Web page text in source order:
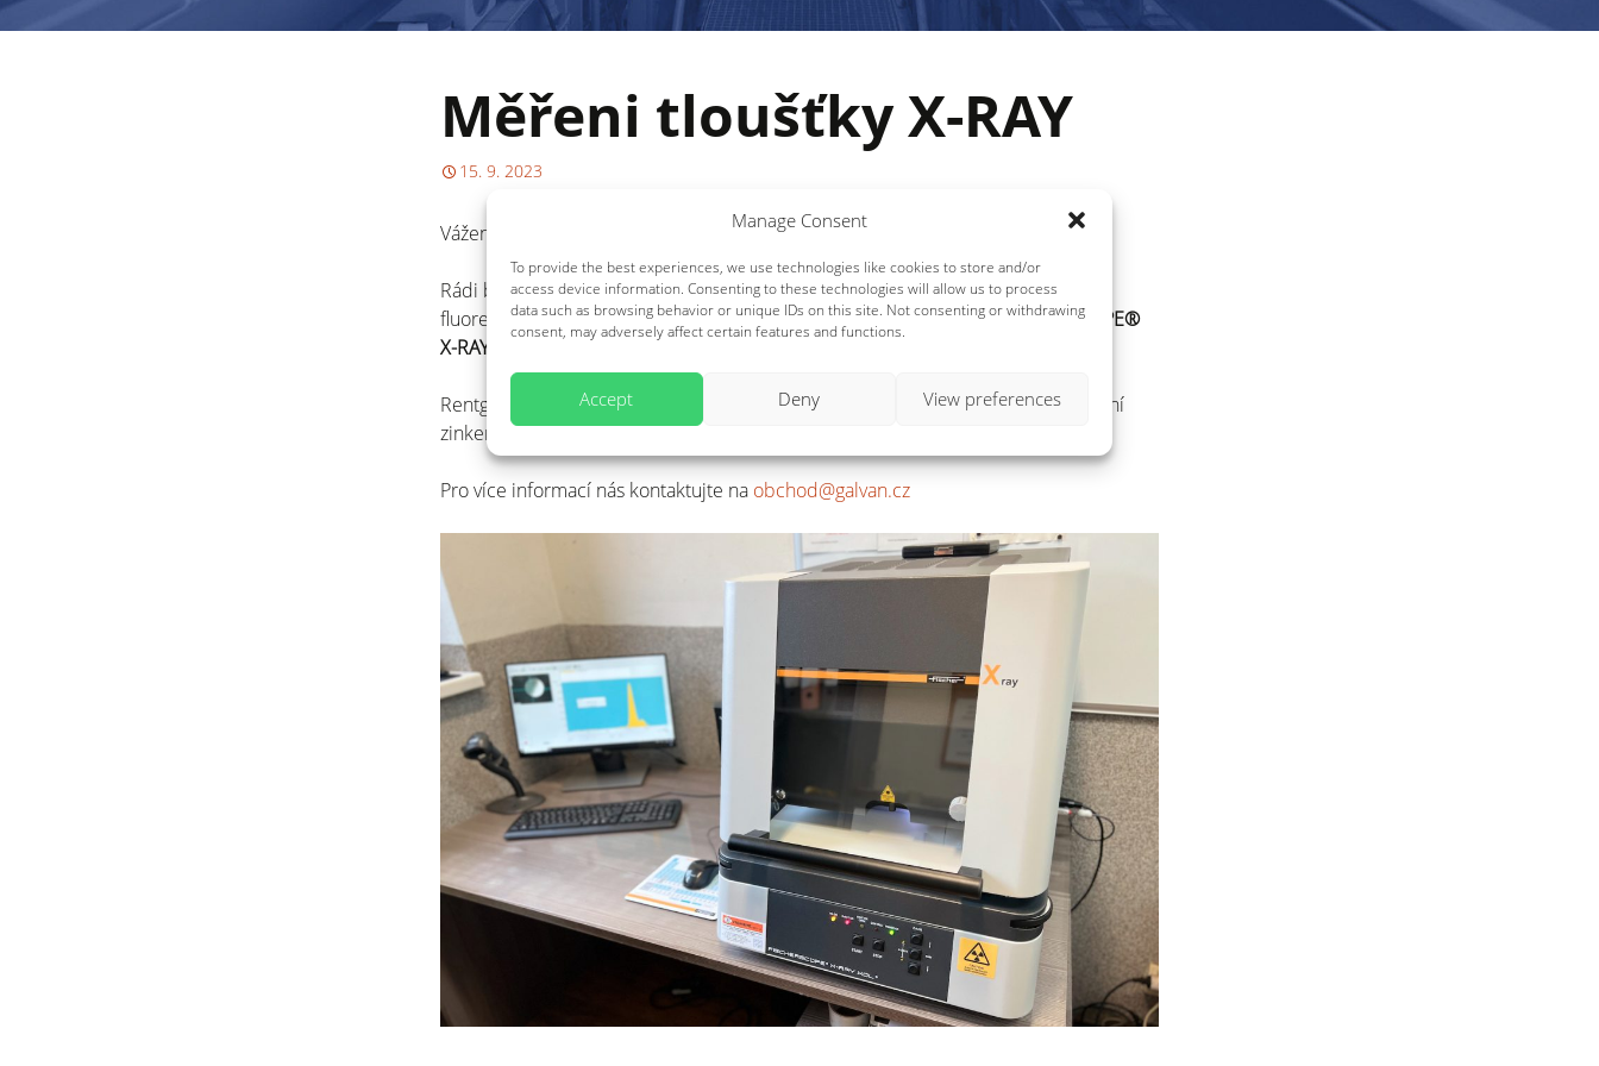
Manage Consent
To provide the best experiences, we use technologies like cookies to store and/or
access device information. Consenting to these technologies will allow us to process
data such as browsing behavior or unique IDs on this site. Not consenting or withdrawing
consent, may adversely affect certain features and functions.
Accept Deny View preferences
Měřeni tloušťky X-RAY
15. 9. 2023
Vážení zákazníci,
Rádi bychom Vás informovali o zakoupení nového X-Ray rentgenového
fluorescenčního spektrometru pro měření tloušťky povlaku zinkuFISCHERSCOPE®
X-RAY XDL 230
od výrobce
Rentgenovými paprsky jsme schopni velmi přesně změřit tloušťku vrstvy pokovení
zinkem a také změřit parametry funkčních lázní.
Pro více informací nás kontaktujte na obchod@galvan.cz